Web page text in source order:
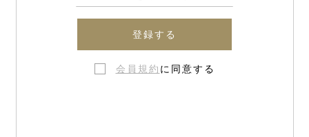
登録する
会員規約 に同意する